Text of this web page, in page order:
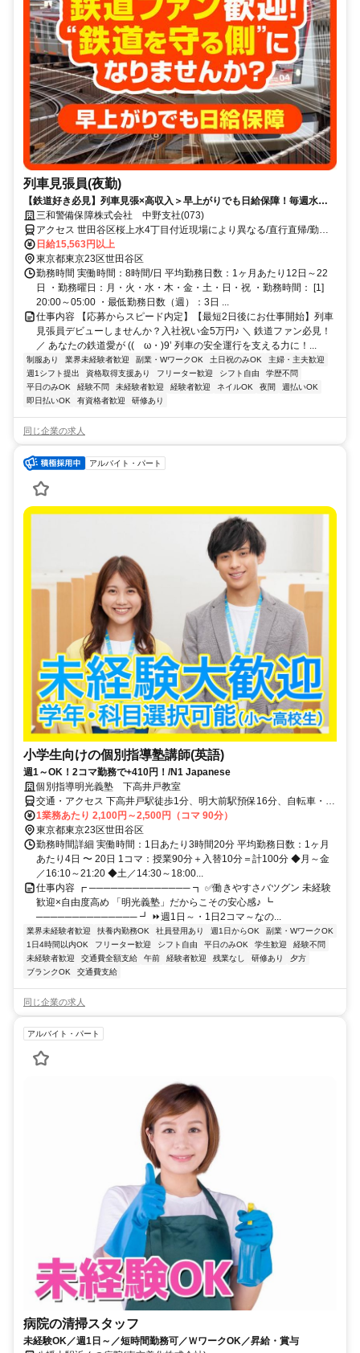
列車見張員(夜勤)
【鉄道好き必見】列車見張×高収入＞早上がりでも日給保障！毎週水曜
が給料日！日払いもOK！
三和警備保障株式会社 中野支社(073)
アクセス 世田谷区桜上水4丁目付近現場により異なる/直行直帰/勤務
地相談可■電話面接■来社不要
日給15,563円以上
東京都東京23区世田谷区
勤務時間 実働時間：8時間/日 平均勤務日数：1ヶ月あたり12日～22
日 ・勤務曜日：月・火・水・木・金・土・日・祝 ・勤務時間： [1]
20:00～05:00 ・最低勤務日数（週）：3日 ...
仕事内容 【応募からスピード内定】【最短2日後にお仕事開始】列車
見張員デビューしませんか？入社祝い金5万円♪ ＼ 鉄道ファン必見！
／ あなたの鉄道愛が ((ゝω・)9’ 列車の安全運行を支える力に！...
制服あり 業界未経験者歓迎 副業・WワークOK 土日祝のみOK
主婦・主夫歓迎
週1シフト提出
資格取得支援あり フリーター歓迎 シフト自由
学歴不問
平日のみOK
経験不問 未経験者歓迎 経験者歓迎 ネイルOK 夜間
週払いOK
即日払いOK
有資格者歓迎 研修あり
同じ企業の求人
アルバイト・パート
小学生向けの個別指導塾講師(英語)
週1～OK！2コマ勤務で+410円！/N1 Japanese
個別指導明光義塾 下高井戸教室
交通・アクセス 下高井戸駅徒歩1分、明大前駅預保16分、自転車・バ
ス・バイク通勤可（応相談）
1業務あたり 2,100円～2,500円（コマ 90分）
東京都東京23区世田谷区
勤務時間詳細 実働時間：1日あたり3時間20分 平均勤務日数：1ヶ月
あたり4日 〜 20日 1コマ：授業90分＋入替10分＝計100分 ◆月～金
／16:10～21:20 ◆土／14:30～18:00...
仕事内容 ┏ ────────────── ┓ ✅働きやすさバツグン 未経験
歓迎×自由度高め 「明光義塾」だからこその安心感♪ ┗
────────────── ┛ ⏩週1日～・1日2コマ～なの...
業界未経験者歓迎 扶養内勤務OK 社員登用あり 週1日からOK
副業・WワークOK
1日4時間以内OK
フリーター歓迎 シフト自由 平日のみOK 学生歓迎
経験不問
未経験者歓迎
交通費全額支給 午前 経験者歓迎 残業なし 研修あり
夕方
ブランクOK
交通費支給
同じ企業の求人
アルバイト・パート
病院の清掃スタッフ
未経験OK／週1日～／短時間勤務可／ＷワークOK／昇給・賞与